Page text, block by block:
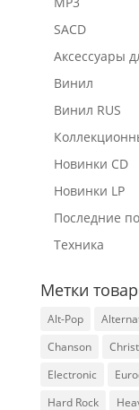
SACD
Аксессуары
Винил
Винил RUS
Новинки CD
Новинки LP
Последние
Техника
Метки
Alt-Pop
Chanson
Electronic
Hard Rock